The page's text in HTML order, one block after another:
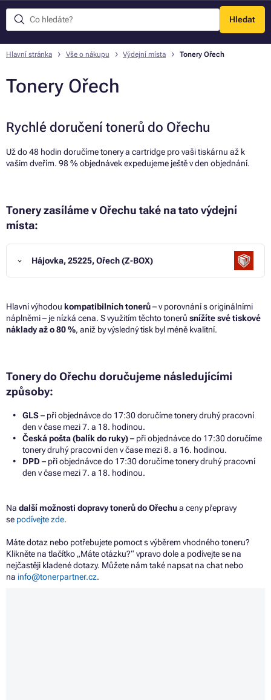
Hledat
Menu
Hlavní stránka Vše o nákupu Výdejní místa Tonery Ořech
Tonery Ořech
Rychlé doručení tonerů do Ořechu
Už do 48 hodin doručíme tonery a cartridge pro vaši tiskárnu až k
vašim dveřím. 98 % objednávek expedujeme ještě v den objednání.
Tonery zasíláme v Ořechu také na tato výdejní
místa:
Hájovka, 25225, Ořech (Z-BOX)
Hlavní výhodou kompatibilních tonerů– v porovnání s originálními
náplněmi – je nízká cena. S využitím těchto tonerů snížíte své tiskové
náklady až o 80 %, aniž by výsledný tisk byl méně kvalitní.
Tonery do Ořechu doručujeme následujícími
způsoby:
GLS– při objednávce do 17:30 doručíme tonery druhý pracovní
den v čase mezi 7. a 18. hodinou.
Česká pošta (balík do ruky)– při objednávce do 17:30 doručíme
tonery druhý pracovní den v čase mezi 8. a 16. hodinou.
DPD – při objednávce do 17:30 doručíme tonery druhý pracovní
den v čase mezi 7. a 18. hodinou.
Na další možnosti dopravy tonerů do Ořechua ceny přepravy
se podívejte zde.
Máte dotaz nebo potřebujete pomoct s výběrem vhodného toneru?
Klikněte na tlačítko „Máte otázku?“ vpravo dole a podívejte se na
nejčastěji kladené dotazy. Můžete nám také napsat na chat nebo
na info@tonerpartner.cz.